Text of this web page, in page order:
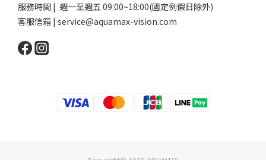
服務時間 | 週一至週五 09:00~18:00(國定例假日除外)
客服信箱 | service@aquamax-vision.com